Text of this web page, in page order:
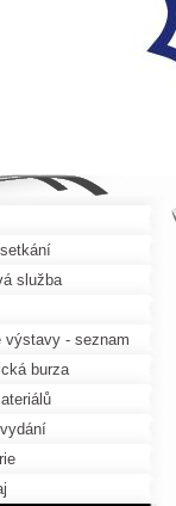
služba
výstavy - seznam
burza